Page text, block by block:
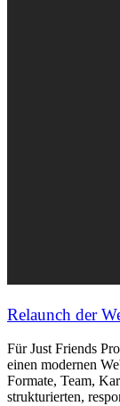
Relaunch der
Für Just Friends
einen modernen
Formate, Team,
strukturierten,